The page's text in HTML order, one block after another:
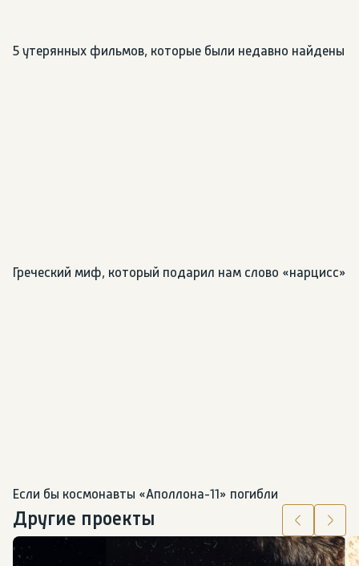
5 утерянных фильмов, которые были недавно найдены
Греческий миф, который подарил нам слово «нарцисс»
Если бы космонавты «Аполлона-11» погибли
Другие проекты